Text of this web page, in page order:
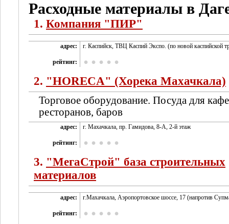
Расходные материалы в
1. Компания "ПИР"
адрес: г. Каспийск, ТВЦ Каспий Экспо. (по новой каспийской
рейтинг:
2. "HORECA" (Хорека Махачкала)
Торговое оборудование. Посуда для
ресторанов, баров
адрес: г. Махачкала, пр. Гамидова, 8-А, 2-й этаж
рейтинг:
3. "МегаСтрой" база строительных
материалов
адрес: г.Махачкала, Аэропортовское шоссе, 17 (напротив
рейтинг: